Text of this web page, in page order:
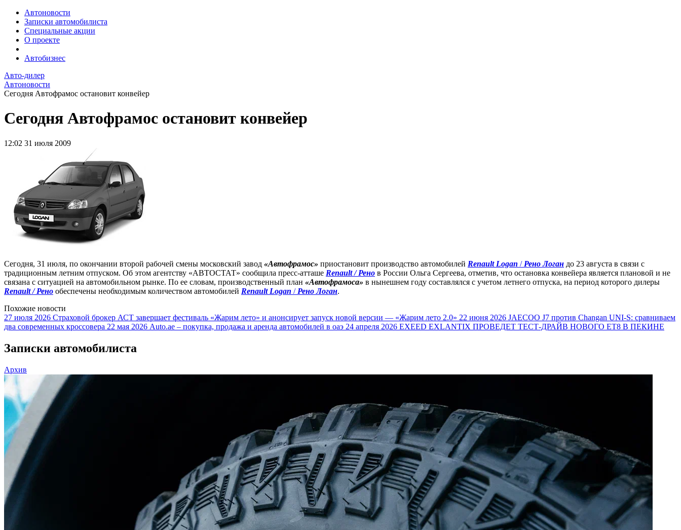
Автоновости
Записки автомобилиста
Специальные акции
О проекте
Автобизнес
Авто-дилер
Автоновости
Сегодня Автофрамос остановит конвейер
Сегодня Автофрамос остановит конвейер
12:02 31 июля 2009
Сегодня, 31 июля, по окончании второй рабочей смены московский завод «Автофрамос» приостановит производство автомобилей Renault Logan / Рено Логан до 23 августа в связи с
традиционным летним отпуском. Об этом агентству «АВТОСТАТ» сообщила пресс-атташе Renault / Рено в России Ольга Сергеева, отметив, что остановка конвейера является плановой и не
связана с ситуацией на автомобильном рынке. По ее словам, производственный план «Автофрамоса» в нынешнем году составлялся с учетом летнего отпуска, на период которого дилеры
Renault / Рено обеспечены необходимым количеством автомобилей Renault Logan / Рено Логан.
Похожие новости
27 июля 2026 Страховой брокер АСТ завершает фестиваль «Жарим лето» и анонсирует запуск новой версии — «Жарим лето 2.0» 22 июня 2026 JAECOO J7 против Changan UNI-S: сравниваем
два современных кроссовера 22 мая 2026 Auto.ae – покупка, продажа и аренда автомобилей в оаэ 24 апреля 2026 EXEED EXLANTIX ПРОВЕДЕТ ТЕСТ-ДРАЙВ НОВОГО ET8 В ПЕКИНЕ
Записки автомобилиста
Архив